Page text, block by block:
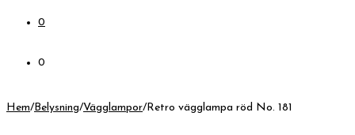
0
0
Hem/ Belysning/Vägglampor/ Retro vägglampa röd No. 181